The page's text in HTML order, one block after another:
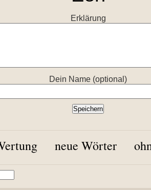
Erklärung
Dein Name (optional)
neue Wörter